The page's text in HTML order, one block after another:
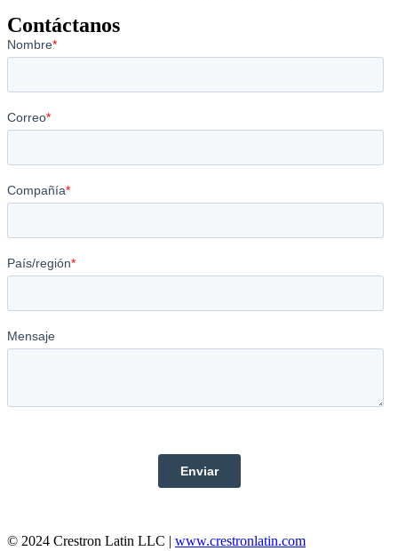
Contáctanos
© 2024 Crestron Latin LLC | www.crestronlatin.com